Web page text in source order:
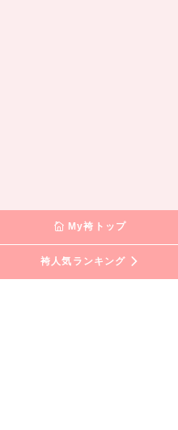
My袴トップ
袴人気ランキング